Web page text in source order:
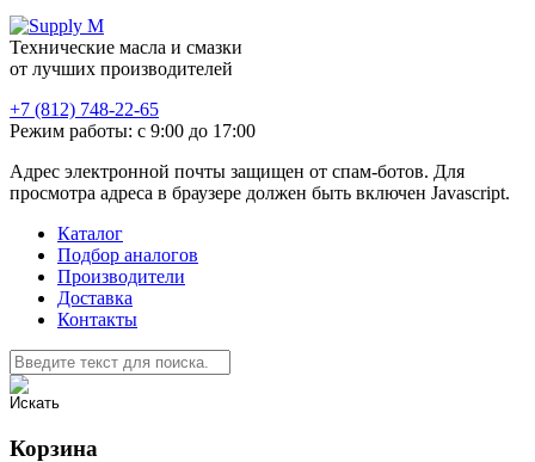
Технические масла и смазки
от лучших производителей
+7 (812) 748-22-65
Режим работы: с 9:00 до 17:00
Адрес электронной почты защищен от спам-ботов. Для
просмотра адреса в браузере должен быть включен Javascript.
Каталог
Подбор аналогов
Производители
Доставка
Контакты
Корзина